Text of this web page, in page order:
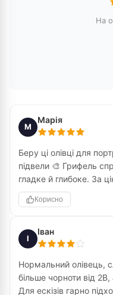
На
М
Марія
Беру ці олівці для
підвели 🎨 Грифель
гладке й глибоке. За
Корисно
І
Іван
Нормальний олівець,
більше чорноти від
Для ескізів гарно